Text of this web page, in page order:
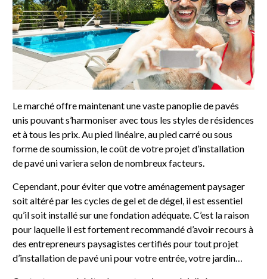
Le marché offre maintenant une vaste panoplie de pavés
unis pouvant s’harmoniser avec tous les styles de résidences
et à tous les prix. Au pied linéaire, au pied carré ou sous
forme de soumission, le coût de votre projet d’installation
de pavé uni variera selon de nombreux facteurs.
Cependant, pour éviter que votre aménagement paysager
soit altéré par les cycles de gel et de dégel, il est essentiel
qu’il soit installé sur une fondation adéquate. C’est la raison
pour laquelle il est fortement recommandé d’avoir recours à
des entrepreneurs paysagistes certifiés pour tout projet
d’installation de pavé uni pour votre entrée, votre jardin…